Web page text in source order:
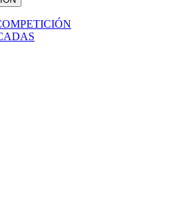
Lancia, Jeep